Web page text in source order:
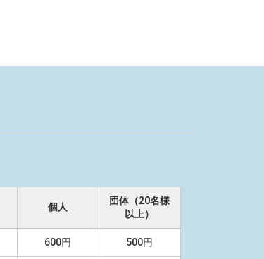
個人
団体（20名様
以上）
600円 500円